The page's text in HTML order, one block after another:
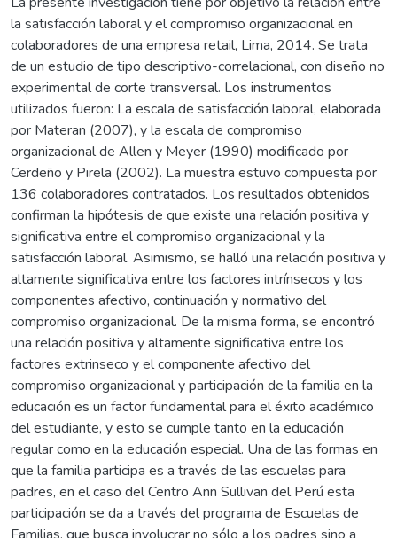
la satisfacción laboral y el compromiso organizacional en
colaboradores de una empresa retail, Lima, 2014. Se trata
de un estudio de tipo descriptivo-correlacional, con diseño no
experimental de corte transversal. Los instrumentos
utilizados fueron: La escala de satisfacción laboral, elaborada
por Materan (2007), y la escala de compromiso
organizacional de Allen y Meyer (1990) modificado por
Cerdeño y Pirela (2002). La muestra estuvo compuesta por
136 colaboradores contratados. Los resultados obtenidos
confirman la hipótesis de que existe una relación positiva y
significativa entre el compromiso organizacional y la
satisfacción laboral. Asimismo, se halló una relación positiva y
altamente significativa entre los factores intrínsecos y los
componentes afectivo, continuación y normativo del
compromiso organizacional. De la misma forma, se encontró
una relación positiva y altamente significativa entre los
factores extrinseco y el componente afectivo del
compromiso organizacional y participación de la familia en la
educación es un factor fundamental para el éxito académico
del estudiante, y esto se cumple tanto en la educación
regular como en la educación especial. Una de las formas en
que la familia participa es a través de las escuelas para
padres, en el caso del Centro Ann Sullivan del Perú esta
participación se da a través del programa de Escuelas de